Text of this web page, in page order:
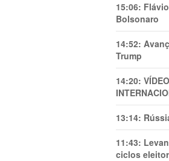
15:06:
Bolsonaro
14:52:
Trump
14:20:
13:14:
11:43:
ciclos